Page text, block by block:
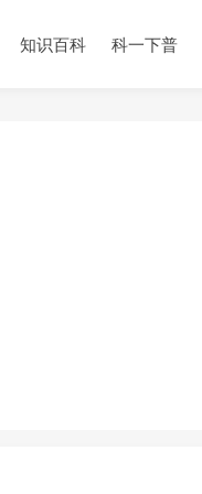
知识百科 科一下普